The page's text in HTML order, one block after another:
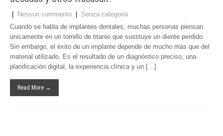
| Nessun commento | Senza categoria
Cuando se habla de implantes dentales, muchas personas piensan
únicamente en un tornillo de titanio que sustituye un diente perdido.
Sin embargo, el éxito de un implante depende de mucho más que del
material utilizado. Es el resultado de un diagnóstico preciso, una
planificación digital, la experiencia clínica y un […]
Read More →